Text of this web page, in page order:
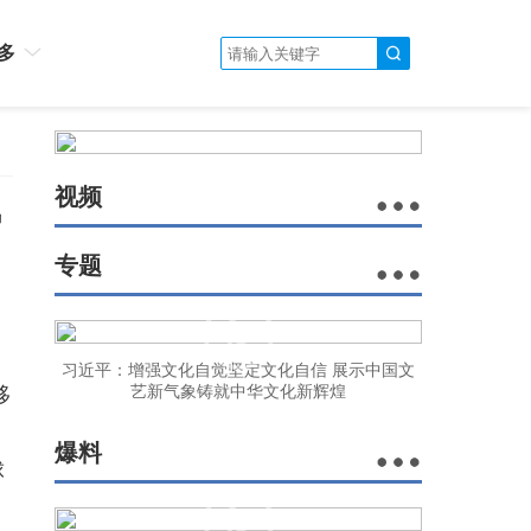
视频
专题
习近平：增强文化自觉坚定文化自信 展示中国文
艺新气象铸就中华文化新辉煌
爆料